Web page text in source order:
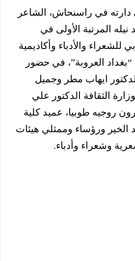
في راسنحاش، الشاعر
المرتبة الأولى في
للشعراء والأدباء وأكاديمية
العروبة”، في حضور
ايهاب مطر وجميل
الثقافة الدكتور علي
روجيه طوبيا، عميد كلية
الخير ورؤساء وممثلي هيئات
وشعراء وأدباء.